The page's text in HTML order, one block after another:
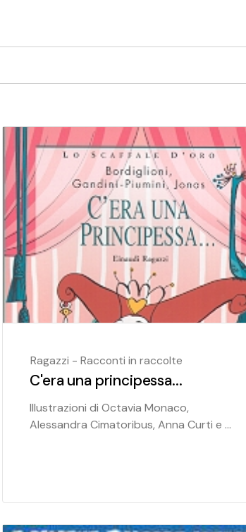
Ragazzi - Racconti in raccolte
C'era una principessa...
Illustrazioni di Octavia Monaco,
Alessandra Cimatoribus, Anna Curti e ...